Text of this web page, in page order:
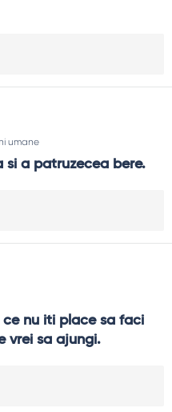
umane
si a patruzecea bere.
nu iti place sa faci
vrei sa ajungi.